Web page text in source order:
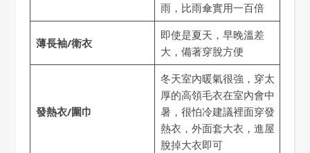
雨，比雨傘實用一百倍
薄長袖/衛衣
即使是夏天，早晚溫差
大，備著穿脫方便
發熱衣/圍巾
冬天室內暖氣很強，穿太
厚的高領毛衣在室內會中
暑，很怕冷建議裡面穿發
熱衣，外面套大衣，進屋
脫掉大衣即可